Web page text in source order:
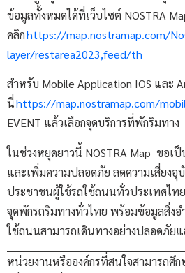
ข้อมูลทั้งหมดได้ที่เว็บไซต์ NOSTRA
คลิกhttps://map.nostramap.com/
layer/restarea2023,feed/th
สำหรับ Mobile Application IOS และ
นี่https://map.nostramap.com/
EVENT แล้วเลือกจุดบริการที่พักริมทาง
ในช่วงหยุดยาวนี้ NOSTRA Map ขอเ
และเพิ่มความปลอดภัย ลดความเสี่ยง
ประชาชนผู้ใช้รถใช้ถนนทั่วประเทศไ
จุดพักรถริมทางทั่วไทย พร้อมข้อมูลสิ่งอ
ใช้ถนนสามารถเดินทางอย่างปลอดภัย
หน่วยงานหรือองค์กรที่สนใจสามารถศึก